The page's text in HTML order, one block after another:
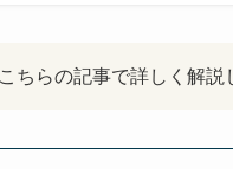
ちらの記事で詳しく解説